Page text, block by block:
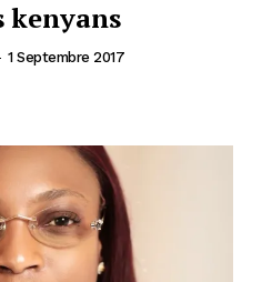
kenyans
1 Septembre 2017